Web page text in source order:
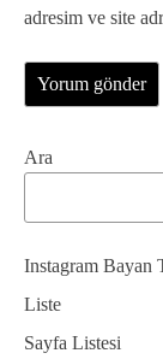
adresim ve site
Ara
Instagram Bayan
Liste
Sayfa Listesi